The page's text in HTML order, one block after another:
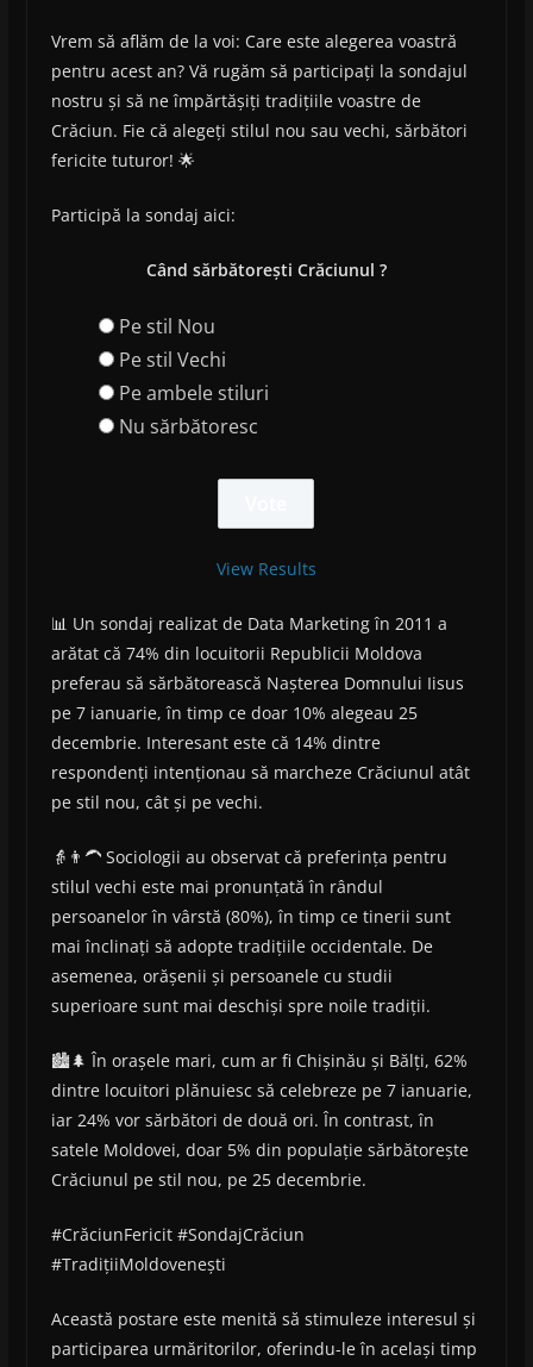
Vrem să aflăm de la voi: Care este alegerea voastră
pentru acest an? Vă rugăm să participați la sondajul
nostru și să ne împărtășiți tradițiile voastre de
Crăciun. Fie că alegeți stilul nou sau vechi, sărbători
fericite tuturor! 🌟
Participă la sondaj aici:
Când sărbătorești Crăciunul ?
Pe stil Nou
Pe stil Vechi
Pe ambele stiluri
Nu sărbătoresc
View Results
📊 Un sondaj realizat de Data Marketing în 2011 a
arătat că 74% din locuitorii Republicii Moldova
preferau să sărbătorească Nașterea Domnului Iisus
pe 7 ianuarie, în timp ce doar 10% alegeau 25
decembrie. Interesant este că 14% dintre
respondenți intenționau să marcheze Crăciunul atât
pe stil nou, cât și pe vechi.
👵👨‍🦱 Sociologii au observat că preferința pentru
stilul vechi este mai pronunțată în rândul
persoanelor în vârstă (80%), în timp ce tinerii sunt
mai înclinați să adopte tradițiile occidentale. De
asemenea, orășenii și persoanele cu studii
superioare sunt mai deschiși spre noile tradiții.
🏙️🌲 În orașele mari, cum ar fi Chișinău și Bălți, 62%
dintre locuitori plănuiesc să celebreze pe 7 ianuarie,
iar 24% vor sărbători de două ori. În contrast, în
satele Moldovei, doar 5% din populație sărbătorește
Crăciunul pe stil nou, pe 25 decembrie.
#CrăciunFericit #SondajCrăciun
#TradițiiMoldovenești
Această postare este menită să stimuleze interesul și
participarea urmăritorilor, oferindu-le în același timp